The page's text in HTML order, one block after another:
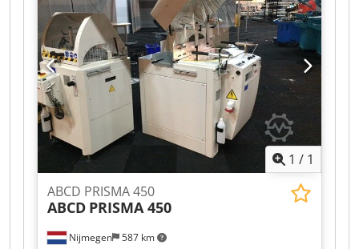
Emskirchen / Nürnberg - Can be test
1 / 1
Nijmegen 587 km
ABCD PRISMA 450
ABCD PRISMA 450